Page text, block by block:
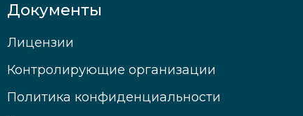
Документы
Лицензии
Контролирующие организации
Политика конфиденциальности